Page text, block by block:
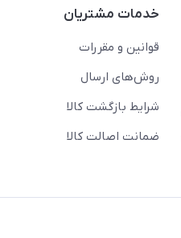
خدمات مشتریان
قوانین و مقررات
روش‌های ارسال
شرایط بازگشت کالا
ضمانت اصالت کالا